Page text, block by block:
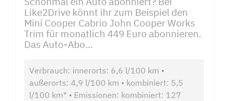
Like2Drive könnt ihr zum Beispiel den
Mini Cooper Cabrio John Cooper Works
Trim für monatlich 449 Euro abonnieren.
Das Auto-Abo...
Verbrauch: innerorts: 6,6 l/100 km •
außerorts: 4,9 l/100 km • kombiniert: 5,5
l/100 km* • Emissionen: kombiniert: 127